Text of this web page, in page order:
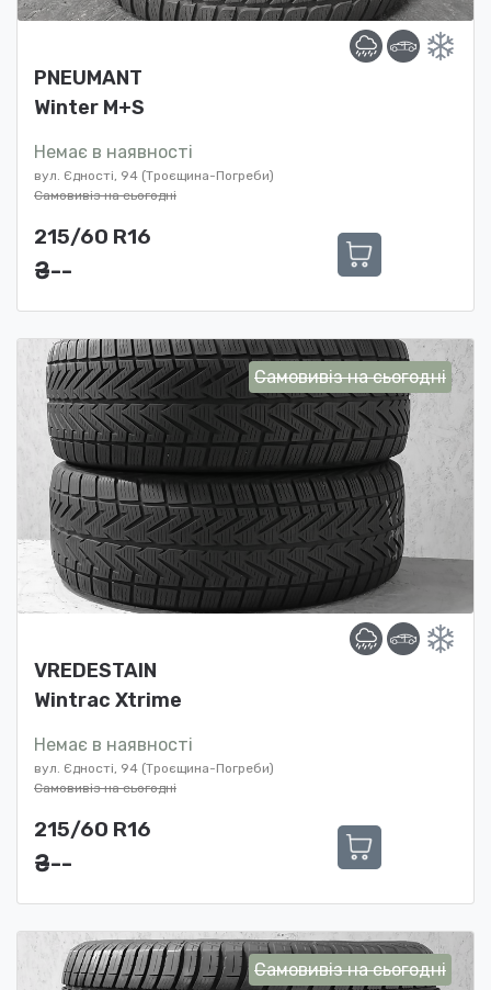
PNEUMANT
Winter M+S
Немає в наявності
вул. Єдності, 94 (Троєщина-Погреби)
Самовивіз на сьогодні
215/60 R16
₴ ---
Самовивіз на сьогодні
VREDESTAIN
Wintrac Xtrime
Немає в наявності
вул. Єдності, 94 (Троєщина-Погреби)
Самовивіз на сьогодні
215/60 R16
₴ ---
Самовивіз на сьогодні